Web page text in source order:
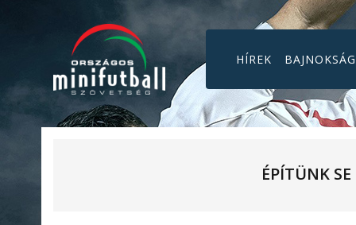
HÍREK
ÉPÍTÜNK SE